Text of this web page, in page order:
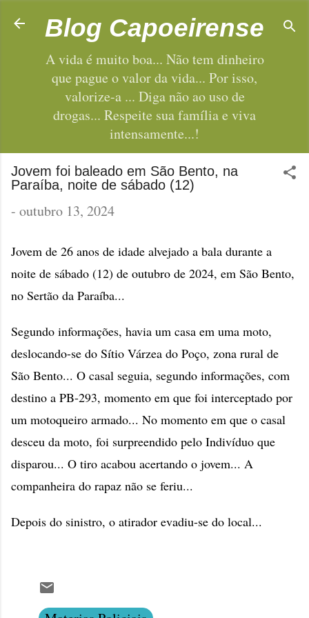
Pular para o conteúdo principal
Blog Capoeirense
A vida é muito boa... Não tem dinheiro
que pague o valor da vida... Por isso,
valorize-a ... Diga não ao uso de
drogas... Respeite sua família e viva
intensamente...!
Jovem foi baleado em São Bento, na
Paraíba, noite de sábado (12)
- outubro 13, 2024
Jovem de 26 anos de idade alvejado a bala durante a
noite de sábado (12) de outubro de 2024, em São Bento,
no Sertão da Paraíba...
Segundo informações, havia um casa em uma moto,
deslocando-se do Sítio Várzea do Poço, zona rural de
São Bento... O casal seguia, segundo informações, com
destino a PB-293, momento em que foi interceptado por
um motoqueiro armado... No momento em que o casal
desceu da moto, foi surpreendido pelo Indivíduo que
disparou... O tiro acabou acertando o jovem... A
companheira do rapaz não se feriu...
Depois do sinistro, o atirador evadiu-se do local...